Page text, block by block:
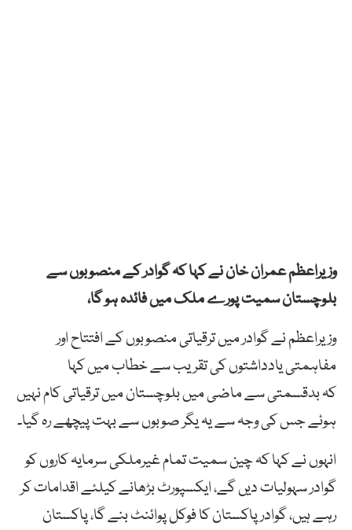
وزیراعظمعمرانخاننے کہا کہگوادرکےمنصوبوںسے
بلوچستانسمیتپورےملکمیںفائدہہوگا،
وزیراعظم نے گوادر میں ترقیاتی منصوبوں کے افتتاح اور
مفاہمتی یادداشتوں کی تقریب سے خطاب میں کہا
کہبدقسمتیسےماضیمیںبلوچستانمیںترقیاتیکامنہیں
ہوئے جس کی وجہ سے یہیگرصوبوںسےبہتپیچھےرہگیا۔
انہوں نے کہا کہ چینسمیتتمامغیرملکیسرمایہکاروںکو
گوادرسہولیاتدیںگے،ایکسپورٹبڑھانےکیلئےاقداماتکر
رہےہیں،گوادرپاکستانکافوکلپوائنٹبنےگا،پاکستان